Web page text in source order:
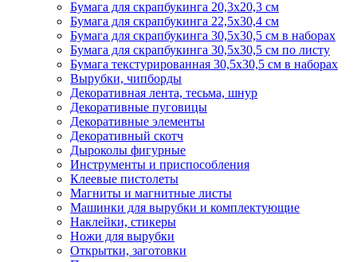
Бумага для скрапбукинга 20,3х20,3 см
Бумага для скрапбукинга 22,5х30,4 см
Бумага для скрапбукинга 30,5х30,5 см в наборах
Бумага для скрапбукинга 30,5х30,5 см по листу
Бумага текстурированная 30,5х30,5 см в наборах
Вырубки, чипборды
Декоративная лента, тесьма, шнур
Декоративные пуговицы
Декоративные элементы
Декоративный скотч
Дыроколы фигурные
Инструменты и приспособления
Клеевые пистолеты
Магниты и магнитные листы
Машинки для вырубки и комплектующие
Наклейки, стикеры
Ножи для вырубки
Открытки, заготовки